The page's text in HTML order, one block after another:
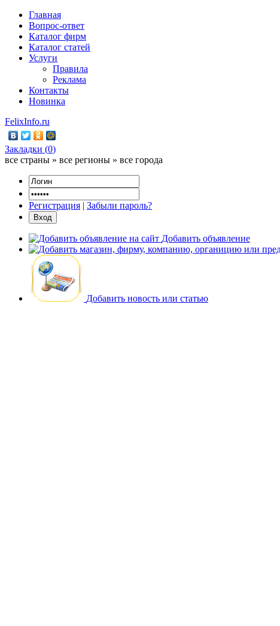
Главная
Вопрос-ответ
Каталог фирм
Каталог статей
Услуги
Правила
Реклама
Контакты
Новинка
FelixInfo.ru
Закладки (0)
все страны » все регионы » все города
Регистрация | Забыли пароль?
Добавить объявление
Добавить новость или статью